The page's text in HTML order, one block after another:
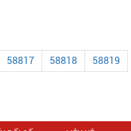
58817 58818
58819